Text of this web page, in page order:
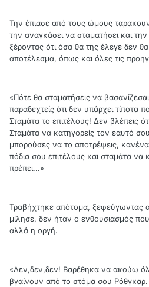
Την έπιασε από τους ώμους
την αναγκάσει να σταματήσει και την
ξέροντας ότι όσα θα της έλεγε δεν
αποτέλεσμα, όπως και όλες τις
«Πότε θα σταματήσεις να
παραδεχτείς ότι δεν υπάρχει τίποτα
Σταμάτα το επιτέλους! Δεν βλέπεις
Σταμάτα να κατηγορείς τον εαυτό
μπορούσες να το αποτρέψεις,
πόδια σου επιτέλους και σταμάτα
πρέπει...»
Τραβήχτηκε απότομα, ξεφεύγωντας
μίλησε, δεν ήταν ο ενθουσιασμός
αλλά η οργή.
«Δεν,δεν,δεν! Βαρέθηκα να ακούω
βγαίνουν από το στόμα σου